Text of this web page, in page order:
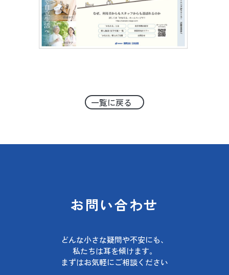
一覧に戻る
お問い合わせ
どんな小さな疑問や不安にも、
私たちは耳を傾けます。
まずはお気軽にご相談ください